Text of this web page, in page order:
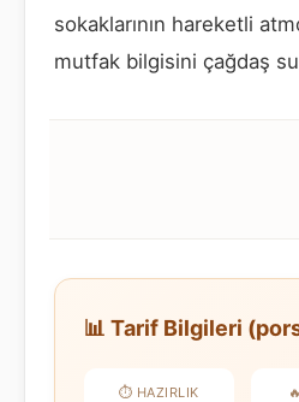
sokaklarının hareketli
mutfak bilgisini çağdaş
📊 Tarif Bilgileri
⏱️ HAZIRLIK